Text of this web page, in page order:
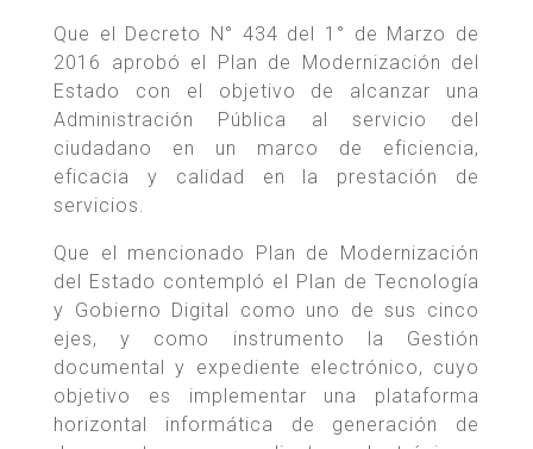
Que el Decreto N° 434 del 1° de Marzo de
2016 aprobó el Plan de Modernización del
Estado con el objetivo de alcanzar una
Administración Pública al servicio del
ciudadano en un marco de eficiencia,
eficacia y calidad en la prestación de
servicios.
Que el mencionado Plan de Modernización
del Estado contempló el Plan de Tecnología
y Gobierno Digital como uno de sus cinco
ejes, y como instrumento la Gestión
documental y expediente electrónico, cuyo
objetivo es implementar una plataforma
horizontal informática de generación de